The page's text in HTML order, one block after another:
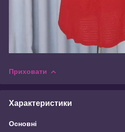
Приховати
Характеристики
Основні